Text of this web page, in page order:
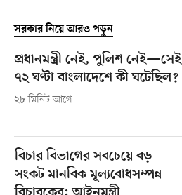
সরকার নিয়ে আরও পড়ুন
প্রধানমন্ত্রী নেই, পুলিশ নেই—সেই
৭২ ঘণ্টা বাংলাদেশে কী ঘটেছিল?
২৮ মিনিট আগে
বিচার বিভাগের সবচেয়ে বড়
সংকট মানবিক মূল্যবোধসম্পন্ন